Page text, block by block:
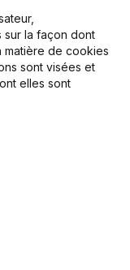
sur la façon dont
matière de cookies
sont visées et
elles sont